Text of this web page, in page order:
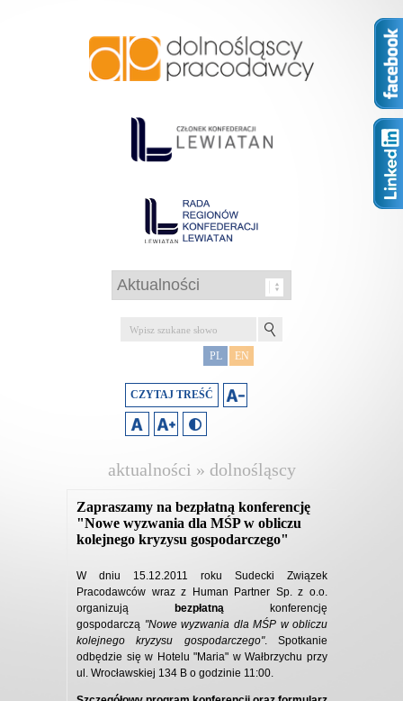
PL EN
CZYTAJ TREŚĆ
aktualności » dolnośląscy
Zapraszamy na bezpłatną konferencję
"Nowe wyzwania dla MŚP w obliczu
kolejnego kryzysu gospodarczego"
W dniu 15.12.2011 roku Sudecki Związek
Pracodawców wraz z Human Partner Sp. z o.o.
organizują
bezpłatną
konferencję
gospodarczą "Nowe wyzwania dla MŚP w obliczu
kolejnego kryzysu gospodarczego". Spotkanie
odbędzie się w Hotelu "Maria" w Wałbrzychu przy
ul. Wrocławskiej 134 B o godzinie 11:00.